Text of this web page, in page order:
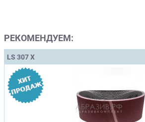
РЕКОМЕНДУЕМ:
LS 307 X